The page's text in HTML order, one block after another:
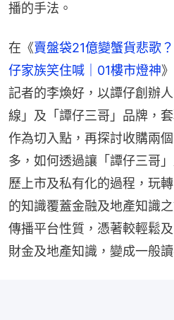
播的手法。
在《賣盤袋21億變蟹貨悲歌
仔家族笑住喊｜01樓市燈神
記者的李煥好，以譚仔創辦
線」及「譚仔三哥」品牌，
作為切入點，再探討收購兩
多，如何透過讓「譚仔三哥
歷上市及私有化的過程，玩
的知識覆蓋金融及地產知識
傳播平台性質，憑著較輕鬆
財金及地產知識，變成一般